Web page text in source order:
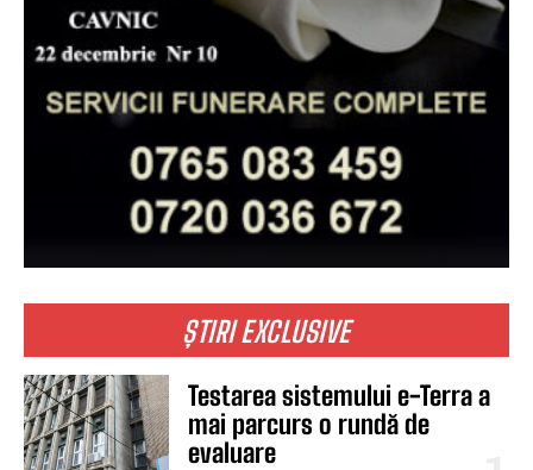
ȘTIRI EXCLUSIVE
Testarea sistemului e-Terra a
mai parcurs o rundă de
evaluare